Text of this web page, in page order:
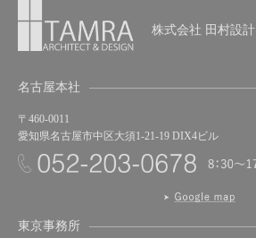
株式会社 田村設計
名古屋本社
〒460-0011
愛知県名古屋市中区大須1-21-19 DIX4ビル
東京事務所